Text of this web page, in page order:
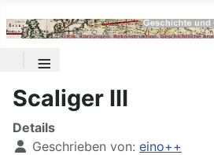
≡
Scaliger III
Details
Geschrieben von: eino++